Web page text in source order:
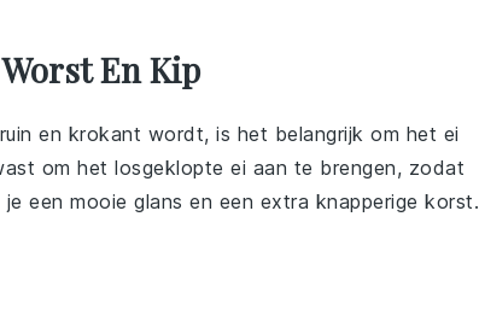
En Kip
en krokant wordt, is het belangrijk om het ei
om het losgeklopte ei aan te brengen, zodat
een mooie glans en een extra knapperige korst.